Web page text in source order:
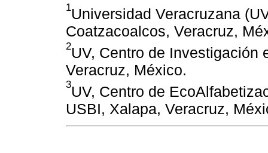
1Universidad Veracruzana
Coatzacoalcos, Veracruz,
2UV, Centro de Investigación
Veracruz, México.
3UV, Centro de
USBI, Xalapa, Veracruz,